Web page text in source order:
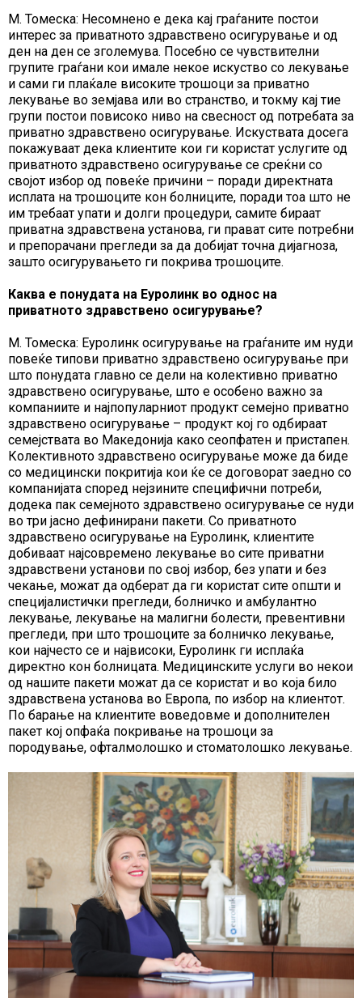
М. Томеска: Несомнено е дека кај граѓаните постои
интерес за приватното здравствено осигурување и од
ден на ден се зголемува. Посебно се чувствителни
групите граѓани кои имале некое искуство со лекување
и сами ги плаќале високите трошоци за приватно
лекување во земјава или во странство, и токму кај тие
групи постои повисоко ниво на свесност од потребата за
приватно здравствено осигурување. Искуствата досега
покажуваат дека клиентите кои ги користат услугите од
приватното здравствено осигурување се среќни со
својот избор од повеќе причини – поради директната
исплата на трошоците кон болниците, поради тоа што не
им требаат упати и долги процедури, самите бираат
приватна здравствена установа, ги прават сите потребни
и препорачани прегледи за да добијат точна дијагноза,
зашто осигурувањето ги покрива трошоците.
Каква е понудата на Еуролинк во однос на
приватното здравствено осигурување?
М. Томеска: Еуролинк осигурување на граѓаните им нуди
повеќе типови приватно здравствено осигурување при
што понудата главно се дели на колективно приватно
здравствено осигурување, што е особено важно за
компаниите и најпопуларниот продукт семејно приватно
здравствено осигурување – продукт кој го одбираат
семејствата во Македонија како сеопфатен и пристапен.
Колективното здравствено осигурување може да биде
со медицински покритија кои ќе се договорат заедно со
компанијата според нејзините специфични потреби,
додека пак семејното здравствено осигурување се нуди
во три јасно дефинирани пакети. Со приватното
здравствено осигурување на Еуролинк, клиентите
добиваат најсовремено лекување во сите приватни
здравствени установи по свој избор, без упати и без
чекање, можат да одберат да ги користат сите општи и
специјалистички прегледи, болничко и амбулантно
лекување, лекување на малигни болести, превентивни
прегледи, при што трошоците за болничко лекување,
кои најчесто се и највисоки, Еуролинк ги исплаќа
директно кон болницата. Медицинските услуги во некои
од нашите пакети можат да се користат и во која било
здравствена установа во Европа, по избор на клиентот.
По барање на клиентите воведовме и дополнителен
пакет кој опфаќа покривање на трошоци за
породување, офталмолошко и стоматолошко лекување.